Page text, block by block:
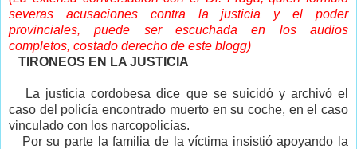
severas acusaciones contra la justicia y el poder
provinciales, puede ser escuchada en los audios
completos, costado derecho de este blogg)
TIRONEOS EN LA JUSTICIA
La justicia cordobesa dice que se suicidó y archivó el
caso del policía encontrado muerto en su coche, en el caso
vinculado con los narcopolicías.
Por su parte la familia de la víctima insistió apoyando la